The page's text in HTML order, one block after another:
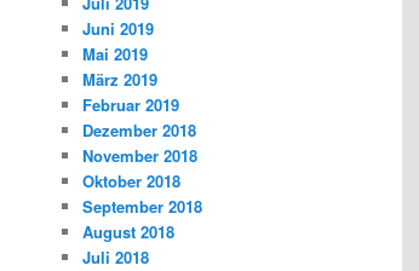
Juni 2019
Mai 2019
März 2019
Februar 2019
Dezember 2018
November 2018
Oktober 2018
September 2018
August 2018
Juli 2018